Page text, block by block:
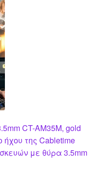
CT-AM35M, gold
της Cabletime
με θύρα 3.5mm